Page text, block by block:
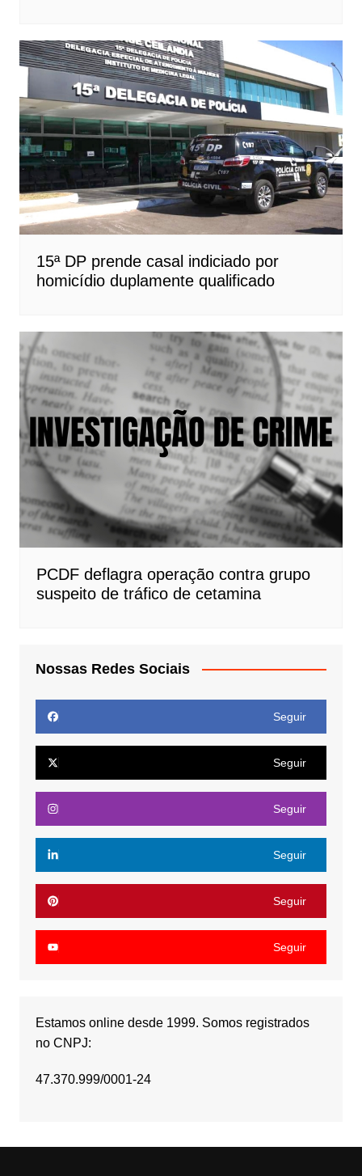
15ª DP prende casal indiciado por
homicídio duplamente qualificado
PCDF deflagra operação contra grupo
suspeito de tráfico de cetamina
Nossas Redes Sociais
Seguir
Seguir
Seguir
Seguir
Seguir
Seguir
Estamos online desde 1999. Somos registrados
no CNPJ:
47.370.999/0001-24